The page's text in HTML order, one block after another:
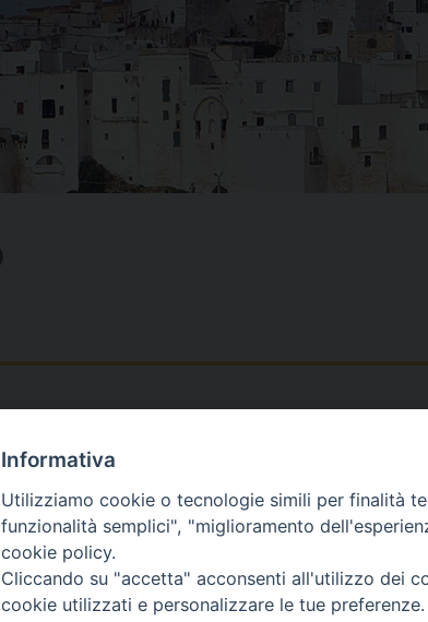
Tel
Fax
Informativa
Utilizziamo cookie o tecnologie simili per finalità
funzionalità semplici", "miglioramento
cookie policy.
Cliccando su "accetta" acconsenti all'utilizzo dei
cookie utilizzati e personalizzare le tue